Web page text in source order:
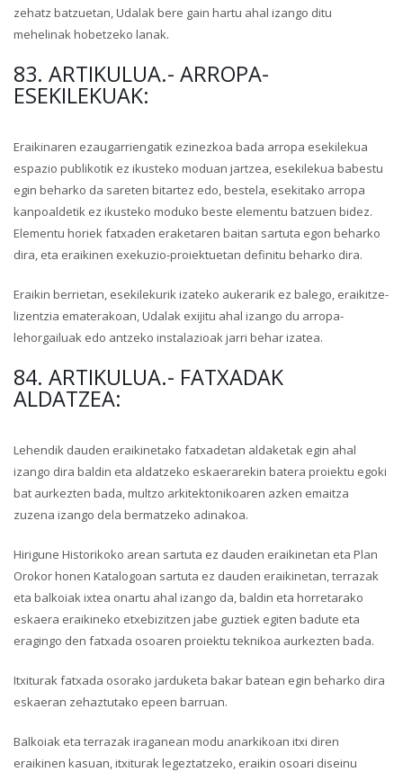
zehatz batzuetan, Udalak bere gain hartu ahal izango ditu
mehelinak hobetzeko lanak.
83. ARTIKULUA.- ARROPA-
ESEKILEKUAK:
Eraikinaren ezaugarriengatik ezinezkoa bada arropa esekilekua
espazio publikotik ez ikusteko moduan jartzea, esekilekua babestu
egin beharko da sareten bitartez edo, bestela, esekitako arropa
kanpoaldetik ez ikusteko moduko beste elementu batzuen bidez.
Elementu horiek fatxaden eraketaren baitan sartuta egon beharko
dira, eta eraikinen exekuzio-proiektuetan definitu beharko dira.
Eraikin berrietan, esekilekurik izateko aukerarik ez balego, eraikitze-
lizentzia ematerakoan, Udalak exijitu ahal izango du arropa-
lehorgailuak edo antzeko instalazioak jarri behar izatea.
84. ARTIKULUA.- FATXADAK
ALDATZEA:
Lehendik dauden eraikinetako fatxadetan aldaketak egin ahal
izango dira baldin eta aldatzeko eskaerarekin batera proiektu egoki
bat aurkezten bada, multzo arkitektonikoaren azken emaitza
zuzena izango dela bermatzeko adinakoa.
Hirigune Historikoko arean sartuta ez dauden eraikinetan eta Plan
Orokor honen Katalogoan sartuta ez dauden eraikinetan, terrazak
eta balkoiak ixtea onartu ahal izango da, baldin eta horretarako
eskaera eraikineko etxebizitzen jabe guztiek egiten badute eta
eragingo den fatxada osoaren proiektu teknikoa aurkezten bada.
Itxiturak fatxada osorako jarduketa bakar batean egin beharko dira
eskaeran zehaztutako epeen barruan.
Balkoiak eta terrazak iraganean modu anarkikoan itxi diren
eraikinen kasuan, itxiturak legeztatzeko, eraikin osoari diseinu